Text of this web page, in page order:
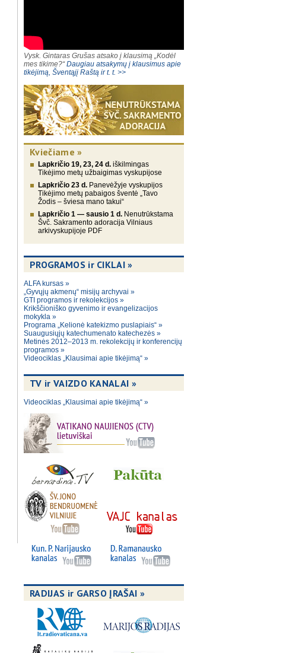
Vysk. Gintaras Grušas atsako į klausimą „Kodėl
mes tikime?“Daugiau atsakymų į klausimus apie
tikėjimą, Šventąjį Raštą ir t. t. >>
Kviečiame »
Lapkričio 19, 23, 24 d. iškilmingas
Tikėjimo metų užbaigimas vyskupijose
Lapkričio 23 d. Panevėžyje vyskupijos
Tikėjimo metų pabaigos šventė „Tavo
Žodis – šviesa mano takui“
Lapkričio 1 — sausio 1 d. Nenutrūkstama
Švč. Sakramento adoracija Vilniaus
arkivyskupijoje PDF
PROGRAMOS ir CIKLAI »
ALFA kursas »
„Gyvųjų akmenų“ misijų archyvai »
GTI programos ir rekolekcijos »
Krikščioniško gyvenimo ir evangelizacijos
mokykla »
Programa „Kelionė katekizmo puslapiais“ »
Suaugusiųjų katechumenato katechezės »
Metinės 2012–2013 m. rekolekcijų ir konferencijų
programos »
Videociklas „Klausimai apie tikėjimą“ »
TV ir VAIZDO KANALAI »
Videociklas „Klausimai apie tikėjimą“ »
RADIJAS ir GARSO ĮRAŠAI »